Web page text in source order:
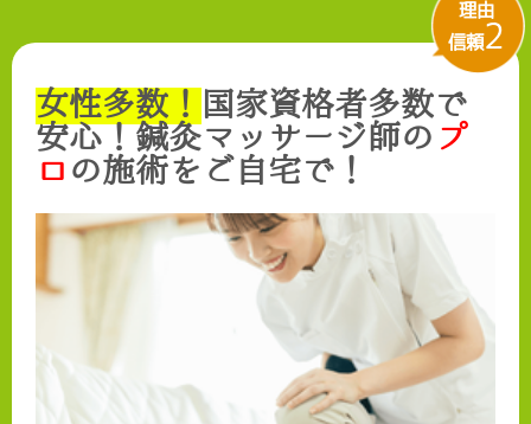
理由
信頼2
女性多数！ 国家資格者多数で
安心！鍼灸マッサージ師の プ
ロ の施術をご自宅で！